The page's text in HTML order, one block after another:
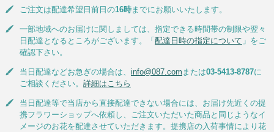
ご注文は配達希望日前日の16時までにお願いいたします。
一部地域へのお届けに関しましては、指定できる時間帯の制限や翌々
日配達となるところがございます。「 配達日時の指定について 」をご
確認下さい。
当日配達などお急ぎの場合は、 info@087.com または03-5413-8787に
ご相談ください。 詳細はこちら
当日配達等で当店から直接配達できない場合には、お届け先近くの提
携フラワーショップへ依頼し、ご注文いただいた商品と同じようなイ
メージのお花を配達させていただきます。提携店の入荷事情により花